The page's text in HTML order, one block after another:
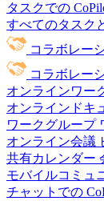
タスクでの
すべてのタスク
コラボレー
コラボレー
オンラインワー
オンラインドキ
ワークグループ
オンライン会議
共有カレンダー
モバイルコミュ
チャットでの